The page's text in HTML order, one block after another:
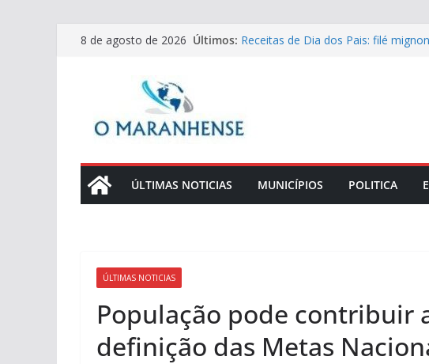
Pular8 de agosto de 2026 Últimos: Receitas de Dia dos Pais: filé
fortalecer a gestão empresarial
Defensoria Pública do Maranhão
Convocação de mesárias e
whatsApp, carta e presencialmente
ÚLTIMAS NOTICIAS MUNICÍPIOS POLITICA
ÚLTIMAS NOTICIAS
População pode contribuir
definição das Metas